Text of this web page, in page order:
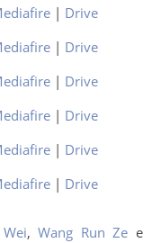
| Drive
| Drive
| Drive
| Drive
| Drive
| Drive
,Wang Run Ze e